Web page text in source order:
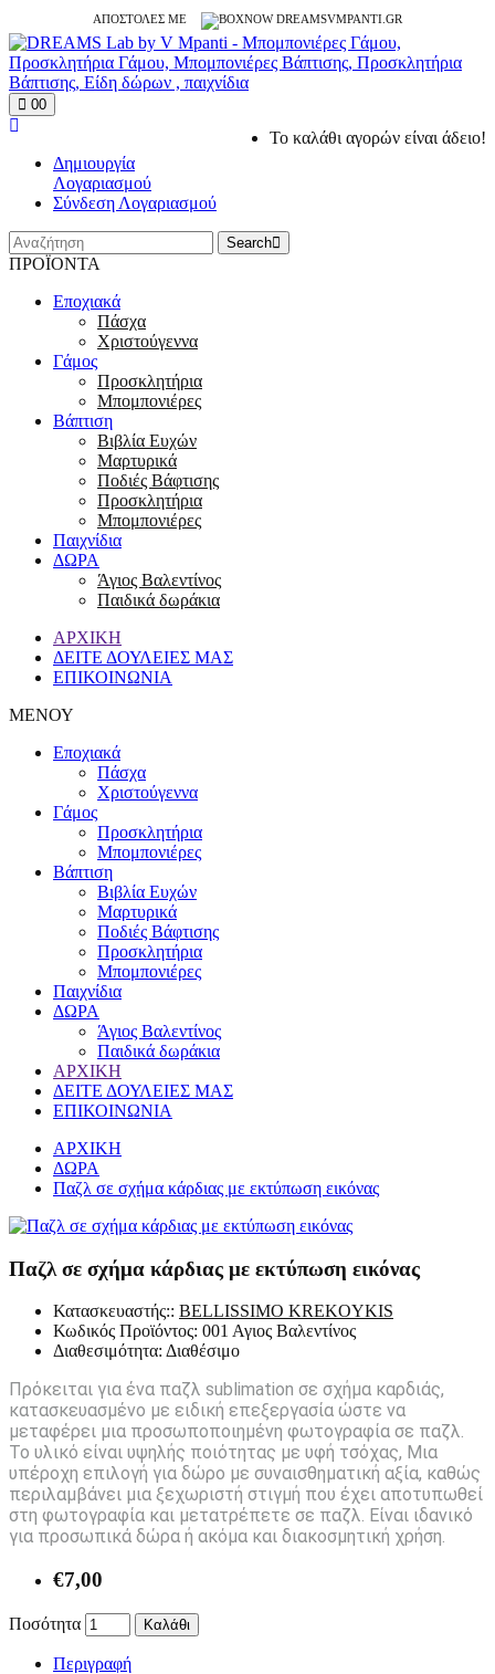
ΑΠΟΣΤΟΛΕΣ ΜΕ
00
Το καλάθι αγορών είναι άδειο!
Δημιουργία
Λογαριασμού
Σύνδεση Λογαριασμού
Search
ΠΡΟΪΟΝΤΑ
Εποχιακά
Πάσχα
Χριστούγεννα
Γάμος
Προσκλητήρια
Μπομπονιέρες
Βάπτιση
Βιβλία Ευχών
Μαρτυρικά
Ποδιές Βάφτισης
Προσκλητήρια
Μπομπονιέρες
Παιχνίδια
ΔΩΡΑ
Άγιος Βαλεντίνος
Παιδικά δωράκια
ΑΡΧΙΚΗ
ΔΕΙΤΕ ΔΟΥΛΕΙΕΣ ΜΑΣ
ΕΠΙΚΟΙΝΩΝΙΑ
ΜΕΝΟΥ
Εποχιακά
Πάσχα
Χριστούγεννα
Γάμος
Προσκλητήρια
Μπομπονιέρες
Βάπτιση
Βιβλία Ευχών
Μαρτυρικά
Ποδιές Βάφτισης
Προσκλητήρια
Μπομπονιέρες
Παιχνίδια
ΔΩΡΑ
Άγιος Βαλεντίνος
Παιδικά δωράκια
ΑΡΧΙΚΗ
ΔΕΙΤΕ ΔΟΥΛΕΙΕΣ ΜΑΣ
ΕΠΙΚΟΙΝΩΝΙΑ
ΑΡΧΙΚΗ
ΔΩΡΑ
Παζλ σε σχήμα κάρδιας με εκτύπωση εικόνας
Παζλ σε σχήμα κάρδιας με εκτύπωση εικόνας
Κατασκευαστής:: BELLISSIMO KREKOYKIS
Κωδικός Προϊόντος: 001 Αγιος Βαλεντίνος
Διαθεσιμότητα: Διαθέσιμο
Πρόκειται για ένα παζλ sublimation σε σχήμα καρδιάς,
κατασκευασμένο με ειδική επεξεργασία ώστε να
μεταφέρει μια προσωποποιημένη φωτογραφία σε παζλ.
Το υλικό είναι υψηλής ποιότητας με υφή τσόχας, Μια
υπέροχη επιλογή για δώρο με συναισθηματική αξία, καθώς
περιλαμβάνει μια ξεχωριστή στιγμή που έχει αποτυπωθεί
στη φωτογραφία και μετατρέπετε σε παζλ. Είναι ιδανικό
για προσωπικά δώρα ή ακόμα και διακοσμητική χρήση.
€7,00
Ποσότητα Καλάθι
Περιγραφή